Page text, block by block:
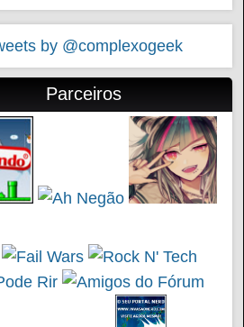
by @complexogeek
Parceiros